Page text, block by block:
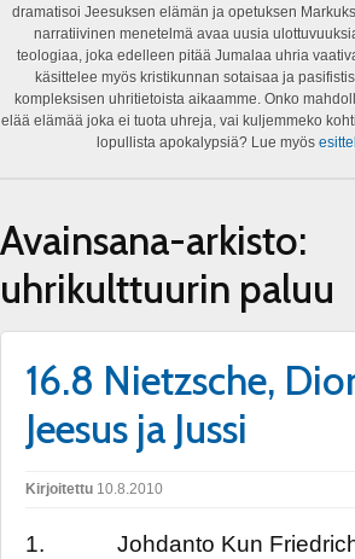
dramatisoi Jeesuksen elämän ja opetuksen
narratiivinen menetelmä avaa uusia
teologiaa, joka edelleen pitää Jumalaa uhria
käsittelee myös kristikunnan sotaisaa ja
kompleksisen uhritietoista aikaamme. Onko
elää elämää joka ei tuota uhreja, vai kuljemmeko
lopullista apokalypsiä? Lue myös
Avainsana-arkisto:
uhrikulttuurin paluu
16.8 Nietzsche,
Jeesus ja Jussi
Kirjoitettu 10.8.2010
1. Johdanto Kun Friedrich